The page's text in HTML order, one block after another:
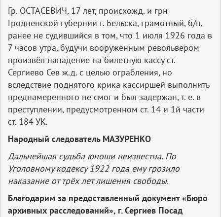
Гр. ОСТАСЕВИЧ, 17 лет, происхожд. и гр­н
Гродненской губернии г. Бельска, грамотный, б/п,
ранее не судившийся в том, что 1 июля 1926 года в
7 часов утра, будучи вооружённым револьвером
произвёл нападение на билетную кассу ст.
Сергиево Сев ж.д. с целью ограбления, но
вследствие поднятого крика кассиршей выполнить
преднамеренного не смог и был задержан, т. е. в
преступлении, предусмотренном ст. 14 и 1­й части
ст. 184 УК.
Народный следователь МАЗУРЕНКО
Дальнейшая судьба юноши неизвестна. По
Уголовному кодексу 1922 года ему грозило
наказание от трёх лет лишения свободы.
Благодарим за предоставленный документ «Бюро
архивных расследований», г. Сергиев Посад